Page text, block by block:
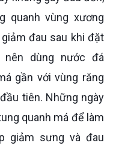
quanh vùng xương
đau sau khi đặt
nên dùng nước đá
gần với vùng răng
tiên. Những ngày
quanh má để làm
giảm sưng và đau